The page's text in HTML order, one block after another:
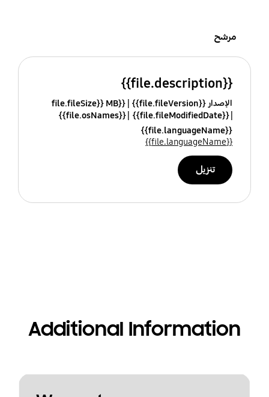
مرشح
{{file.description}}
الإصدار {{file.fileVersion}}
{{file.fileSize}} MB
{{file.fileModifiedDate}}
{{file.osNames}}
{{file.languageName}}
{{file.languageName}}
تنزيل
Additional Information